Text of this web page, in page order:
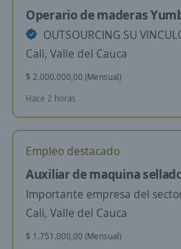
Operario de maderas
OUTSOURCING SU
Cali, Valle del Cauca
$ 2.000.000,00 (Mensual)
Hace 2 horas
Empleo destacado
Auxiliar de maquina
Importante empresa del
Cali, Valle del Cauca
$ 1.751.000,00 (Mensual)